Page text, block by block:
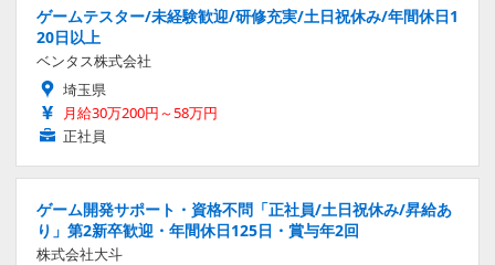
ゲームテスター/未経験歓迎/研修充実/土日祝休み/年間休日1
20日以上
ベンタス株式会社
埼玉県
月給30万200円～58万円
正社員
ゲーム開発サポート・資格不問「正社員/土日祝休み/昇給あ
り」第2新卒歓迎・年間休日125日・賞与年2回
株式会社大斗